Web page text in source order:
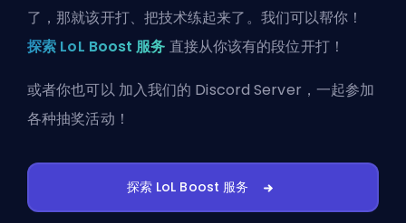
了，那就该开打、把技术练起来了。我们可以帮你！
探索 LoL Boost 服务 直接从你该有的段位开打！
或者你也可以 加入我们的 Discord Server ，一起参加
各种抽奖活动！
探索 LoL Boost 服务